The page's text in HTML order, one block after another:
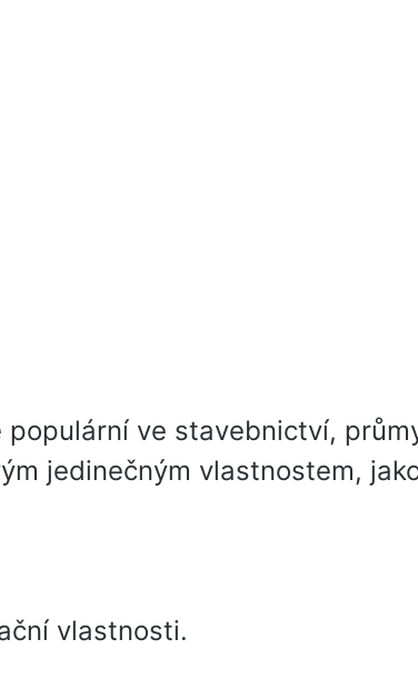
populární ve stavebnictví,
jedinečným vlastnostem,
vlastnosti.